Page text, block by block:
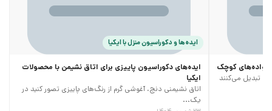
کوچک
تبدیل می‌کنند
ایده‌ها و دکوراسیون منزل با ایکیا
ایده‌های دکوراسیون پاییزی برای اتاق نشیمن با محصولات
ایکیا
اتاق نشیمنی دنج، آغوشی گرم از رنگ‌های پاییزی تصور کنید در
یک...